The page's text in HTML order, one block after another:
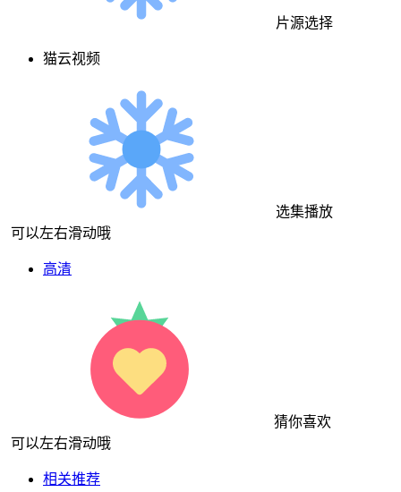
片源选择
猫云视频
选集播放
可以左右滑动哦
高清
猜你喜欢
可以左右滑动哦
相关推荐